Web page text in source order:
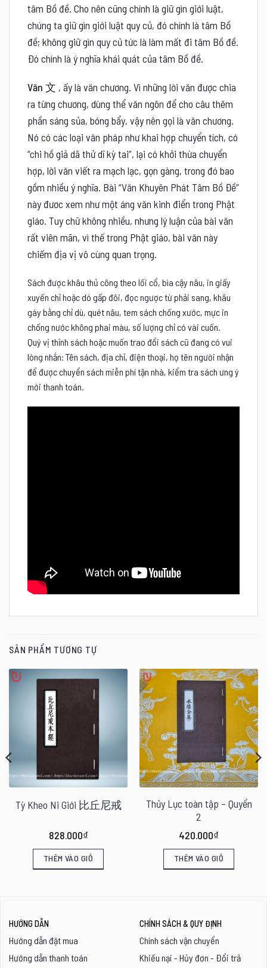
tâm Bồ đề. Cho nên cũng chính là giữ gìn giới luật,
chúng ta giữ gìn giới luật quy củ, đó chính là tâm Bồ
đề; không giữ gìn quy củ tức là làm mất đi tâm Bồ đề.
Ðó chính là ý nghĩa khái quát của tâm Bồ đề.
Văn 文 , ấy là văn chương. Vì những lời văn được chia
ra từng chương, dùng thể văn ngôn để cho câu thêm
phần sáng sủa, bóng bẩy, vậy nên gọi là văn chương.
Nó có các loại văn pháp như khai hợp chuyển tích, có
“chi hồ giả dã thử dĩ kỳ tai”, lại có khởi thừa chuyển
hợp, lời văn viết ra mạch lạc, gọn gàng, trong đó bao
gồm nhiều ý nghĩa. Bài “Văn Khuyên Phát Tâm Bồ Đề”
này đươc xem như một áng văn kinh điển trong Phật
giáo. Tuy chữ không nhiều, nhưng lý luận của bài văn
rất viên mãn, vì thế trong Phật giáo, bài văn này
chiếm địa vị vô cùng quan trọng.
Sách được khâu thủ công theo lối cổ, bìa cậy nâu, in giấy
xuyến chỉ hoặc dó gấp đôi, đọc ngược từ phải sang, khâu
gáy bằng chỉ dù, quét nâu, tem sách chống xước, mực in
chống nước không phai màu, số lượng chỉ có vài cuốn.
Quý vị thỉnh sách hoặc muốn trao đổi sách cũ đang có vui
lòng nhắn: Tên sách, địa chỉ, điện thoại, họ tên người nhận
để được chuyển sách miễn phí tận nhà, kiểm tra sách ưng ý
mới thanh toán.
SẢN PHẨM TƯƠNG TỰ
Tỳ Kheo Ni Giới 比丘尼戒
828.000₫
THÊM VÀO GIỎ
Thủy Lục toàn tập – Quyển
2
420.000₫
THÊM VÀO GIỎ
HƯỚNG DẪN
Hướng dẫn đặt mua
Hướng dẫn thanh toán
CHÍNH SÁCH & QUY ĐỊNH
Chính sách vận chuyển
Khiếu nại - Hủy đơn - Đổi trả